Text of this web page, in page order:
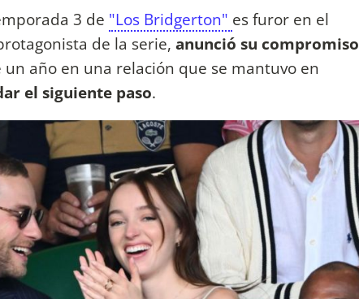
3 de "Los Bridgerton" es furor en el
de la serie, anunció su compromiso
un año en una relación que se mantuvo en
el siguiente paso.